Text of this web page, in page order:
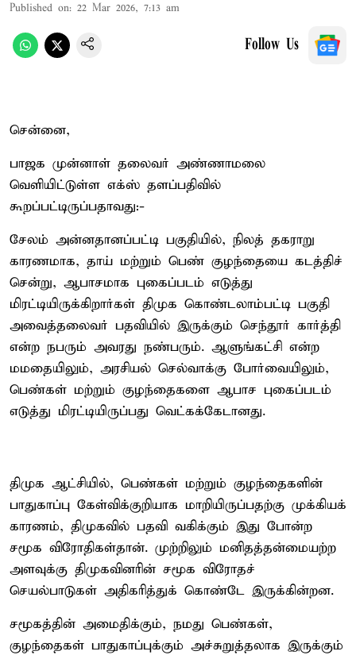
Published on: 22 Mar 2026, 7:13 am
Follow Us
சென்னை,
பாஜக முன்னாள் தலைவர் அண்ணாமலை
வெளியிட்டுள்ள எக்ஸ் தளப்பதிவில்
கூறப்பட்டிருப்பதாவது:-
சேலம் அன்னதானப்பட்டி பகுதியில், நிலத் தகராறு
காரணமாக, தாய் மற்றும் பெண் குழந்தையை கடத்திச்
சென்று, ஆபாசமாக புகைப்படம் எடுத்து
மிரட்டியிருக்கிறார்கள் திமுக கொண்டலாம்பட்டி பகுதி
அவைத்தலைவர் பதவியில் இருக்கும் செந்தூர் கார்த்தி
என்ற நபரும் அவரது நண்பரும். ஆளுங்கட்சி என்ற
மமதையிலும், அரசியல் செல்வாக்கு போர்வையிலும்,
பெண்கள் மற்றும் குழந்தைகளை ஆபாச புகைப்படம்
எடுத்து மிரட்டியிருப்பது வெட்கக்கேடானது.
திமுக ஆட்சியில், பெண்கள் மற்றும் குழந்தைகளின்
பாதுகாப்பு கேள்விக்குறியாக மாறியிருப்பதற்கு முக்கியக்
காரணம், திமுகவில் பதவி வகிக்கும் இது போன்ற
சமூக விரோதிகள்தான். முற்றிலும் மனிதத்தன்மையற்ற
அளவுக்கு திமுகவினரின் சமூக விரோதச்
செயல்பாடுகள் அதிகரித்துக் கொண்டே இருக்கின்றன.
சமூகத்தின் அமைதிக்கும், நமது பெண்கள்,
குழந்தைகள் பாதுகாப்புக்கும் அச்சுறுத்தலாக இருக்கும்